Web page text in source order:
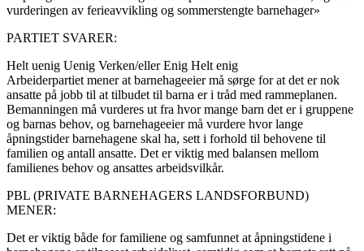
vurderingen av ferieavvikling og sommerstengte barnehager»
PARTIET SVARER:
Helt uenig Uenig Verken/ellerEnig Helt enig
Arbeiderpartiet mener at barnehageeier må sørge for at det er nok
ansatte på jobb til at tilbudet til barna er i tråd med rammeplanen.
Bemanningen må vurderes ut fra hvor mange barn det er i gruppene
og barnas behov, og barnehageeier må vurdere hvor lange
åpningstider barnehagene skal ha, sett i forhold til behovene til
familien og antall ansatte. Det er viktig med balansen mellom
familienes behov og ansattes arbeidsvilkår.
PBL (PRIVATE BARNEHAGERS LANDSFORBUND)
MENER:
Det er viktig både for familiene og samfunnet at åpningstidene i